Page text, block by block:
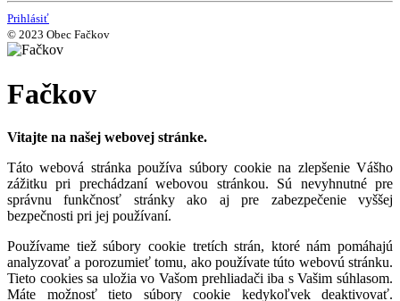
Prihlásiť
© 2023 Obec Fačkov
Fačkov
Vitajte na našej webovej stránke.
Táto webová stránka používa súbory cookie na zlepšenie Vášho
zážitku pri prechádzaní webovou stránkou. Sú nevyhnutné pre
správnu funkčnosť stránky ako aj pre zabezpečenie vyššej
bezpečnosti pri jej používaní.
Používame tiež súbory cookie tretích strán, ktoré nám pomáhajú
analyzovať a porozumieť tomu, ako používate túto webovú stránku.
Tieto cookies sa uložia vo Vašom prehliadači iba s Vašim súhlasom.
Máte možnosť tieto súbory cookie kedykoľvek deaktivovať.